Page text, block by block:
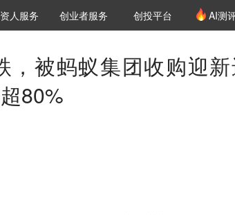
投资机构库
构职位推介
人服务 创投氪堂
创业者服务 创投平台 AI测
，被蚂蚁集团收购迎
80%